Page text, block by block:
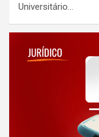
Universitário…